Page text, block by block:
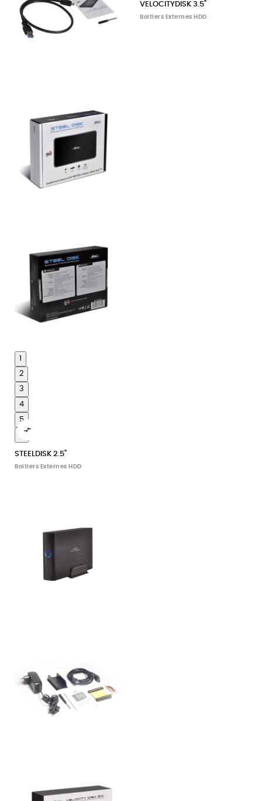
2
3
4
5

STEELDISK 2.5"
Boitiers Externes HDD
VELOCITYDISK 3.5"
Boitiers Externes HDD